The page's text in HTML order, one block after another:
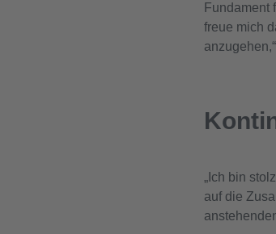
Fundament
freue mich
„Ich bin
auf die